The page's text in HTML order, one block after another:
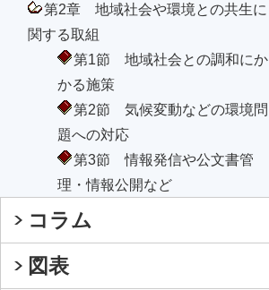
第2章 地域社会や環境との共生に
関する取組
第1節 地域社会との調和にか
かる施策
第2節 気候変動などの環境問
題への対応
第3節 情報発信や公文書管
理・情報公開など
コラム
図表